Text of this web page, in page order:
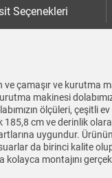
Seçenekleri
ve çamaşır ve kurutma
makinesi
ölçüleri, çeşitli
cm ve derinlik
uygundur.
da birinci kalite
kolayca montajını